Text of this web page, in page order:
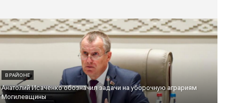
В РАЙОНЕ
Анатолий Исаченко обозначил задачи на уборочную аграриям
Могилевщины